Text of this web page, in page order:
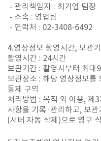
- 관리책임자 : 최기업 팀장
- 소속 : 영업팀
- 연락처 : 02-3408-6492
4.영상정보 촬영시간, 보관
촬영시간 : 24시간
보관기간 : 촬영시부터 최대
보관장소 : 해당 영상정보를
통제 구역
처리방법 : 목적 외 이용, 제
사항을 기록·관리하고, 보
(서버 자동 삭제)으로 영구 삭